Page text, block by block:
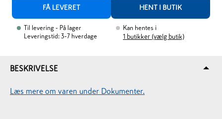
FÅ LEVERET HENT I BUTIK
Til levering - På lager
Leveringstid: 3-7 hverdage
Kan hentes i
1 butikker (vælg butik)
BESKRIVELSE
Læs mere om varen under Dokumenter.